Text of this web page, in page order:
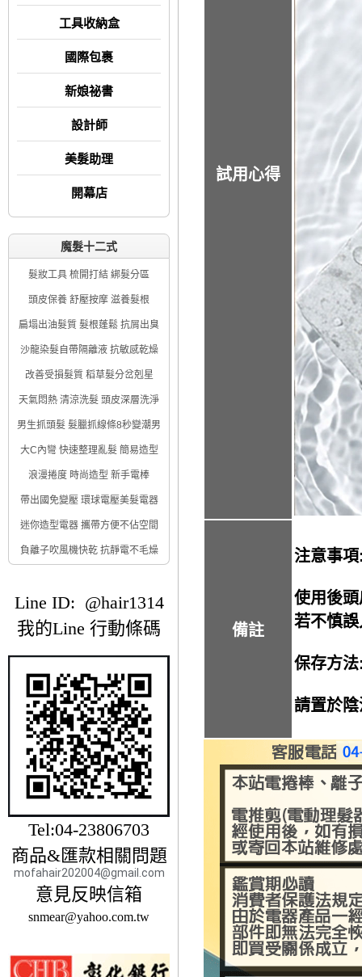
工具收納盒
國際包裹
新娘祕書
設計師
美髮助理
開幕店
魔髮十二式
髮妝工具 梳開打結 綁髮分區
頭皮保養 舒壓按摩 滋養髮根
扁塌出油髮質 髮根蓬鬆 抗屑出臭
沙龍染髮自帶隔離液 抗敏感乾燥
改善受損髮質 稻草髮分岔剋星
天氣悶熱 清涼洗髮 頭皮深層洗淨
男生抓頭髮 髮臘抓線條8秒變潮男
大C內彎 快速整理亂髮 簡易造型
浪漫捲度 時尚造型 新手電棒
帶出國免變壓 環球電壓美髮電器
迷你造型電器 攜帶方便不佔空間
負離子吹風機快乾 抗靜電不毛燥
Line ID: @hair1314
我的Line 行動條碼
Tel:04-23806703
商品&匯款相關問題
mofahair202004@gmail.com
意見反映信箱
snmear@yahoo.com.tw
試用心得
備註
注意事
使用後
若不慎
保存方
請置於